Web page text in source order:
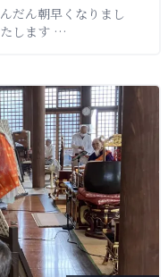
だん朝早くなりまし
します …